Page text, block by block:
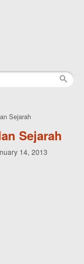
Sejarah
Sejarah
14, 2013